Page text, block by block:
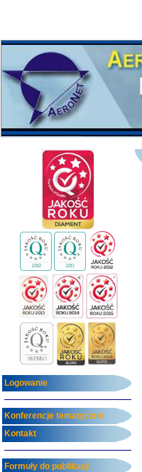
Logowanie
Konferencje tematyczne
Kontakt
Formuły do publikacji